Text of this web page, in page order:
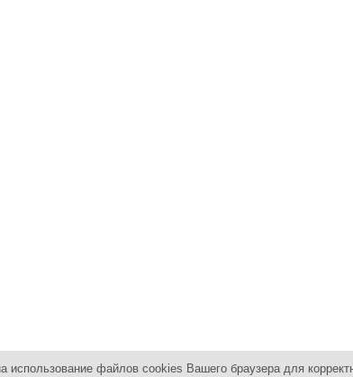
использование файлов cookies Вашего браузера для